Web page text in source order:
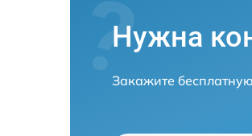
Нужна
Закажите